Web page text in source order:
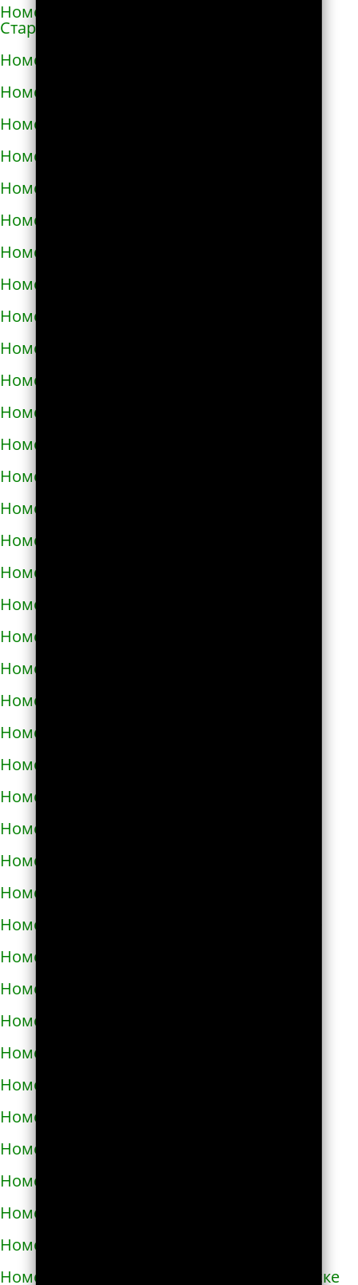
Номера телефонов такси в
Староконстантинове
Номера телефонов такси в Стебнике
Номера телефонов такси в Стрые
Номера телефонов такси в Сумах
Номера телефонов такси в Таврийске
Номера телефонов такси в Тальном
Номера телефонов такси в Тараще
Номера телефонов такси в Татарбунарах
Номера телефонов такси в Теплодаре
Номера телефонов такси в Теребовле
Номера телефонов такси в Терновке
Номера телефонов такси в Тернополе
Номера телефонов такси в Токмаке
Номера телефонов такси в Тростянце
Номера телефонов такси в Трускавце
Номера телефонов такси в Тульчине
Номера телефонов такси в Ужгороде
Номера телефонов такси в Узине
Номера телефонов такси в Украинке
Номера телефонов такси в Умани
Номера телефонов такси в Фастове
Номера телефонов такси в Харькове
Номера телефонов такси в Херсоне
Номера телефонов такси в Хмельнике
Номера телефонов такси в Хмельницком
Номера телефонов такси в Хороле
Номера телефонов такси в Христиновке
Номера телефонов такси в Хусте
Номера телефонов такси в Червонограде
Номера телефонов такси в Черкассах
Номера телефонов такси в Чернигове
Номера телефонов такси в Черновцах
Номера телефонов такси в Черноморске
Номера телефонов такси в Чорткове
Номера телефонов такси в Чугуеве
Номера телефонов такси в Шепетовке
Номера телефонов такси в Шостке
Номера телефонов такси в Шполе
Номера телефонов такси в Энергодаре
Номера телефонов такси в Южноукраинске